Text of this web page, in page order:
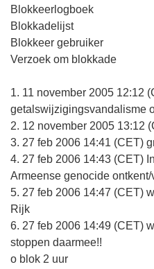
Blokkeerlogboek
Blokkadelijst
Blokkeer gebruiker
Verzoek om blokkade
1. 11 november 2005 12:12
getalswijzigingsvandalisme
2. 12 november 2005 13:12
3. 27 feb 2006 14:41 (CET)
4. 27 feb 2006 14:43 (CET)
Armeense genocide ontkent/
5. 27 feb 2006 14:47 (CET)
Rijk
6. 27 feb 2006 14:49 (CET)
stoppen daarmee!!
o blok 2 uur